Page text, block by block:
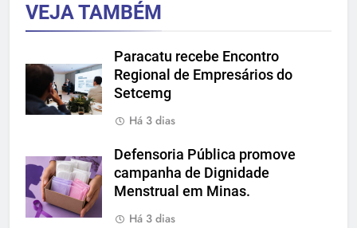
VEJA TAMBÉM
Paracatu recebe Encontro
Regional de Empresários do
Setcemg
Há 3 dias
Defensoria Pública promove
campanha de Dignidade
Menstrual em Minas.
Há 3 dias